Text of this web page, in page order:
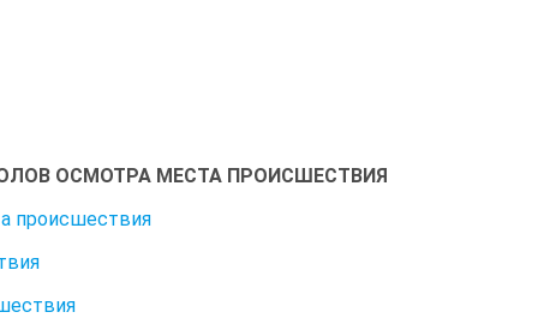
ОСМОТРА МЕСТА ПРОИСШЕСТВИЯ
происшествия